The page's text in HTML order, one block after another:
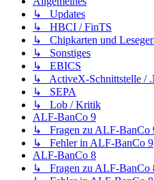
↳ Updates
↳ HBCI / FinTS
↳ Chipkarten und
↳ Sonstiges
↳ EBICS
↳ ActiveX-Schnittstelle /
↳ SEPA
↳ Lob / Kritik
ALF-BanCo 9
↳ Fragen zu ALF-BanCo
↳ Fehler in ALF-BanCo 9
ALF-BanCo 8
↳ Fragen zu ALF-BanCo